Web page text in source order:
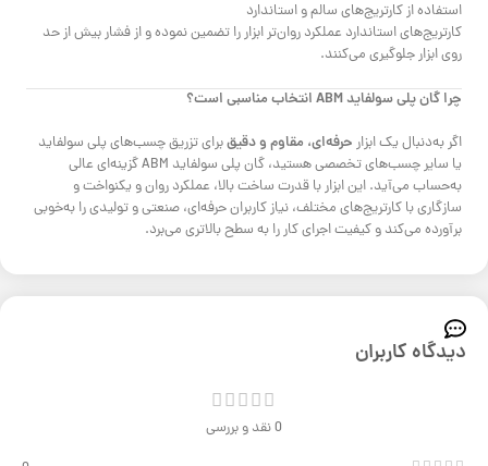
استفاده از کارتریج‌های سالم و استاندارد
کارتریج‌های استاندارد عملکرد روان‌تر ابزار را تضمین نموده و از فشار بیش از حد
روی ابزار جلوگیری می‌کنند.
چرا گان پلی سولفاید ABM انتخاب مناسبی است؟
اگر به‌دنبال یک ابزار حرفه‌ای، مقاوم و دقیقبرای تزریق چسب‌های پلی سولفاید
یا سایر چسب‌های تخصصی هستید، گان پلی سولفاید ABM گزینه‌ای عالی
به‌حساب می‌آید. این ابزار با قدرت ساخت بالا، عملکرد روان و یکنواخت و
سازگاری با کارتریج‌های مختلف، نیاز کاربران حرفه‌ای، صنعتی و تولیدی را به‌خوبی
برآورده می‌کند و کیفیت اجرای کار را به سطح بالاتری می‌برد.
دیدگاه کاربران
0 نقد و بررسی